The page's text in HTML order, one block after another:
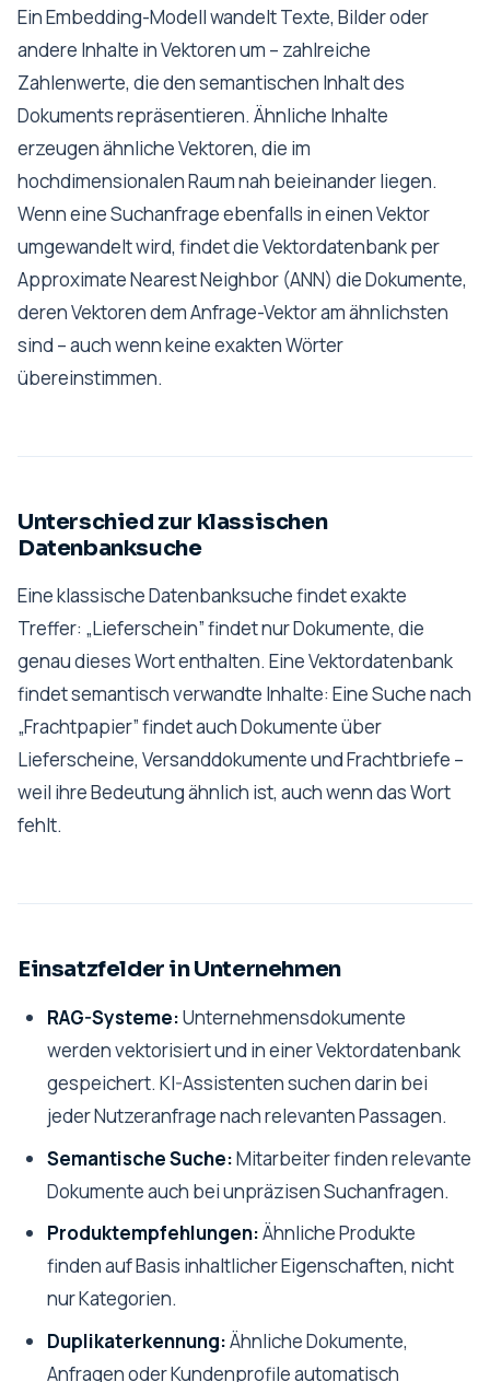
Ein Embedding-Modell wandelt Texte, Bilder oder
andere Inhalte in Vektoren um – zahlreiche
Zahlenwerte, die den semantischen Inhalt des
Dokuments repräsentieren. Ähnliche Inhalte
erzeugen ähnliche Vektoren, die im
hochdimensionalen Raum nah beieinander liegen.
Wenn eine Suchanfrage ebenfalls in einen Vektor
umgewandelt wird, findet die Vektordatenbank per
Approximate Nearest Neighbor (ANN) die Dokumente,
deren Vektoren dem Anfrage-Vektor am ähnlichsten
sind – auch wenn keine exakten Wörter
übereinstimmen.
Unterschied zur klassischen
Datenbanksuche
Eine klassische Datenbanksuche findet exakte
Treffer: „Lieferschein” findet nur Dokumente, die
genau dieses Wort enthalten. Eine Vektordatenbank
findet semantisch verwandte Inhalte: Eine Suche nach
„Frachtpapier” findet auch Dokumente über
Lieferscheine, Versanddokumente und Frachtbriefe –
weil ihre Bedeutung ähnlich ist, auch wenn das Wort
fehlt.
Einsatzfelder in Unternehmen
RAG-Systeme:Unternehmensdokumente
werden vektorisiert und in einer Vektordatenbank
gespeichert. KI-Assistenten suchen darin bei
jeder Nutzeranfrage nach relevanten Passagen.
Semantische Suche:Mitarbeiter finden relevante
Dokumente auch bei unpräzisen Suchanfragen.
Produktempfehlungen:Ähnliche Produkte
finden auf Basis inhaltlicher Eigenschaften, nicht
nur Kategorien.
Duplikaterkennung:Ähnliche Dokumente,
Anfragen oder Kundenprofile automatisch